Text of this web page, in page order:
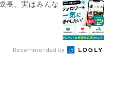
長。実はみんな
Recommended by